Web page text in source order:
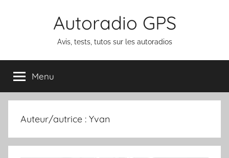
Autoradio GPS
Avis, tests, tutos sur les autoradios
Menu
Auteur/autrice : Yvan